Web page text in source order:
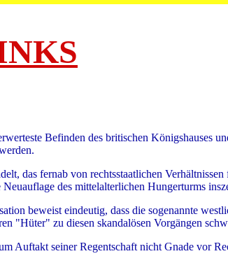
Befinden des britischen Königshauses
das fernab von rechtsstaatlichen
des mittelalterlichen Hungerturms
beweist eindeutig, dass die sogenannte
"Hüter" zu diesen skandalösen Vorgängen
Auftakt seiner Regentschaft nicht Gnade vor